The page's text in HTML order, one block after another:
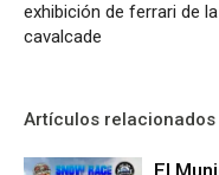
exhibición de ferrari de la
cavalcade
Artículos relacionados
El